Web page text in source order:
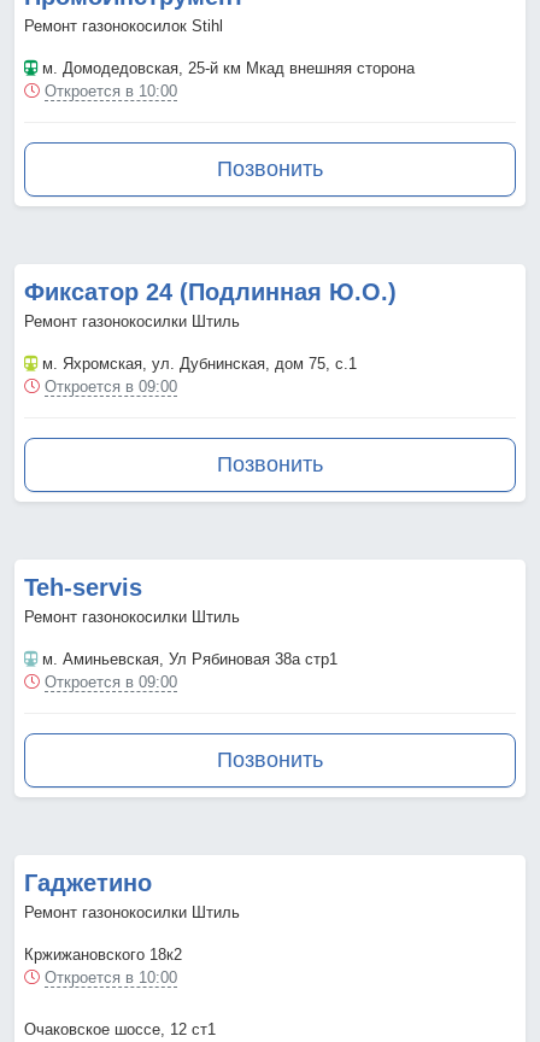
Ремонт газонокосилок Stihl
м. Домодедовская, 25-й км Мкад внешняя сторона
Откроется в 10:00
Позвонить
Фиксатор 24 (Подлинная Ю.О.)
Ремонт газонокосилки Штиль
м. Яхромская, ул. Дубнинская, дом 75, с.1
Откроется в 09:00
Позвонить
Teh-servis
Ремонт газонокосилки Штиль
м. Аминьевская, Ул Рябиновая 38а стр1
Откроется в 09:00
Позвонить
Гаджетино
Ремонт газонокосилки Штиль
Кржижановского 18к2
Откроется в 10:00
Очаковское шоссе, 12 ст1